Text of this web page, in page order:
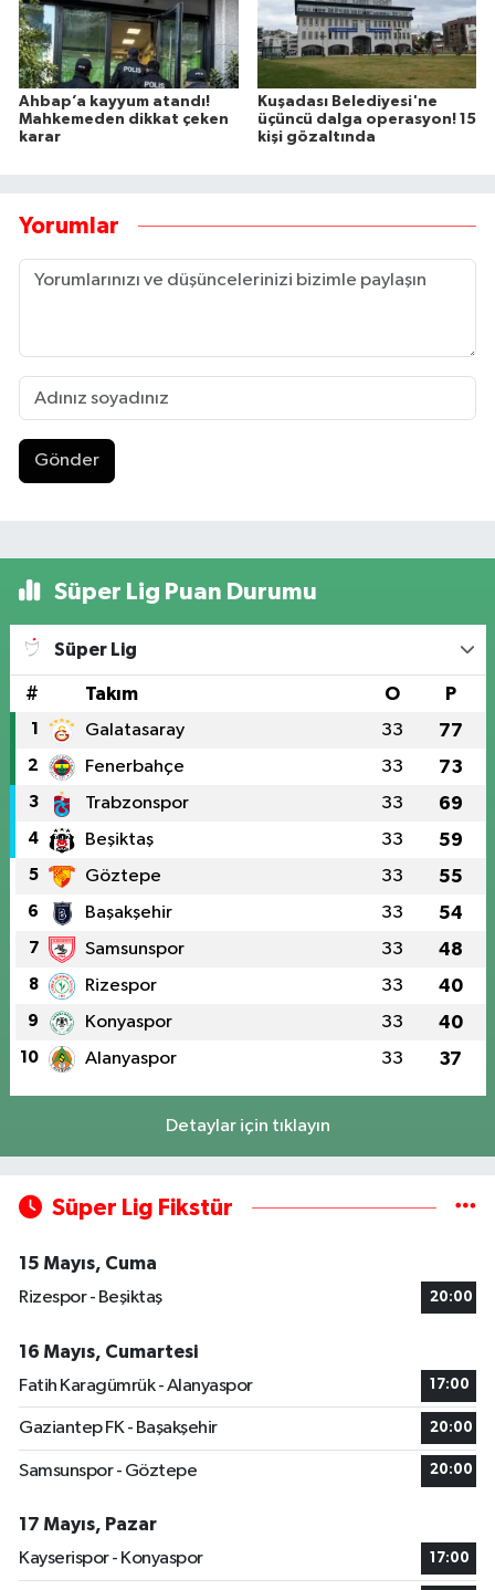
Ahbap’a kayyum atandı!
Mahkemeden dikkat çeken
karar
Kuşadası Belediyesi'ne
üçüncü dalga operasyon! 15
kişi gözaltında
Yorumlar
Gönder
Süper Lig Puan Durumu
Süper Lig
# Takım O P
1 Galatasaray 33 77
2 Fenerbahçe 33 73
3 Trabzonspor 33 69
4 Beşiktaş 33 59
5 Göztepe 33 55
6 Başakşehir 33 54
7 Samsunspor 33 48
8 Rizespor 33 40
9 Konyaspor 33 40
10 Alanyaspor 33 37
Detaylar için tıklayın
Süper Lig Fikstür
15 Mayıs, Cuma
Rizespor - Beşiktaş
20:00
16 Mayıs, Cumartesi
Fatih Karagümrük - Alanyaspor
17:00
Gaziantep FK - Başakşehir 20:00
Samsunspor - Göztepe 20:00
17 Mayıs, Pazar
Kayserispor - Konyaspor
17:00